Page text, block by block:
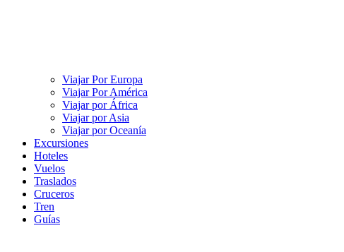
Viajar Por Europa
Viajar Por América
Viajar por África
Viajar por Asia
Viajar por Oceanía
Excursiones
Hoteles
Vuelos
Traslados
Cruceros
Tren
Guías